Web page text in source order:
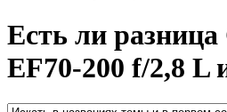
Есть ли
EF70-200 f/2,8 L